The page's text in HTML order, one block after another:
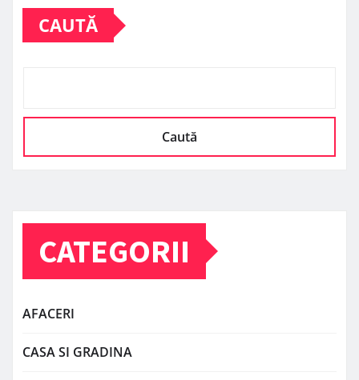
CAUTĂ
Caută
CATEGORII
AFACERI
CASA SI GRADINA